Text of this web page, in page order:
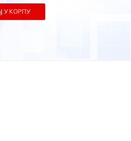
У КОРПУ